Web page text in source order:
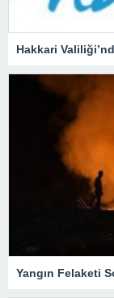
Hakkari
Yangın Felaketi